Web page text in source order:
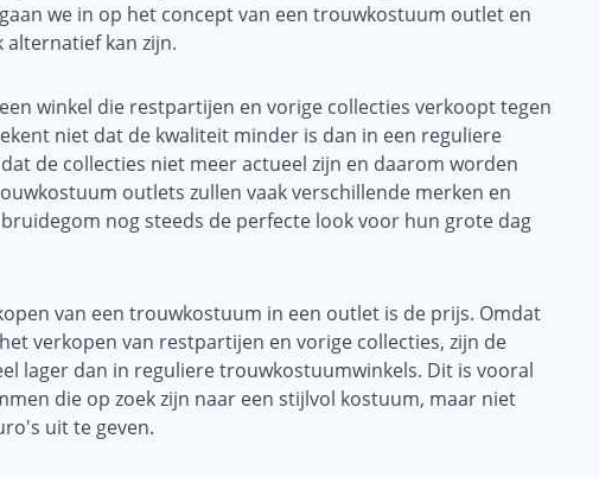
we in op het concept van een trouwkostuum outlet en
kan zijn.
winkel die restpartijen en vorige collecties verkoopt tegen
niet dat de kwaliteit minder is dan in een reguliere
de collecties niet meer actueel zijn en daarom worden
outlets zullen vaak verschillende merken en
nog steeds de perfecte look voor hun grote dag
van een trouwkostuum in een outlet is de prijs. Omdat
verkopen van restpartijen en vorige collecties, zijn de
lager dan in reguliere trouwkostuumwinkels. Dit is vooral
die op zoek zijn naar een stijlvol kostuum, maar niet
uit te geven.